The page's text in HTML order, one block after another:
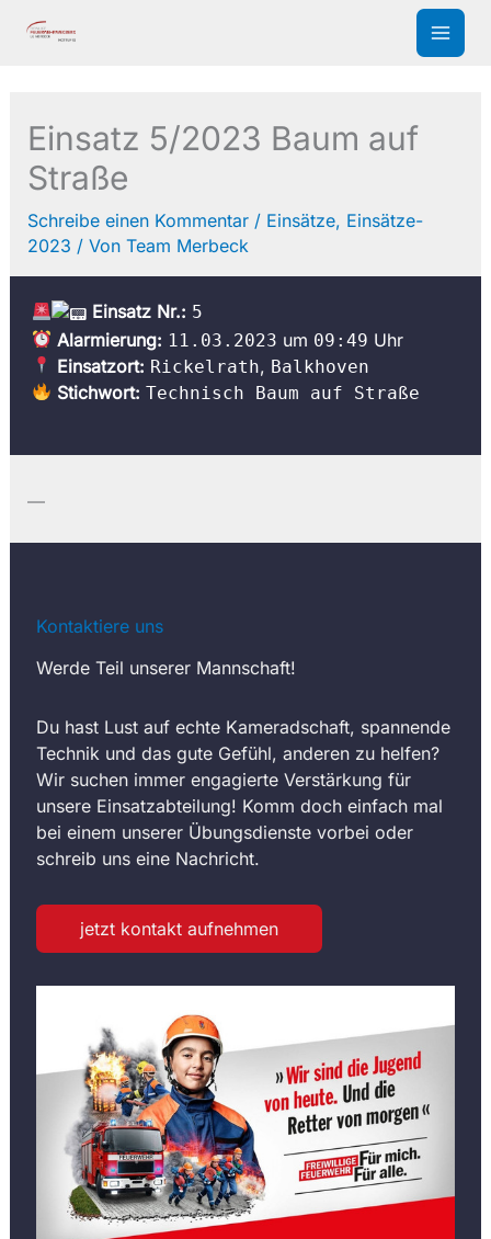
Inhalt
Einsatz 5/2023 Baum auf
Straße
Schreibe einen Kommentar / Einsätze, Einsätze-
2023 / Von Team Merbeck
Einsatz Nr.: 5
Alarmierung: 11.03.2023 um 09:49 Uhr
Einsatzort: Rickelrath, Balkhoven
Stichwort: Technisch Baum auf Straße
—
Kontaktiere uns
Werde Teil unserer Mannschaft!
Du hast Lust auf echte Kameradschaft, spannende
Technik und das gute Gefühl, anderen zu helfen?
Wir suchen immer engagierte Verstärkung für
unsere Einsatzabteilung! Komm doch einfach mal
bei einem unserer Übungsdienste vorbei oder
schreib uns eine Nachricht.
jetzt kontakt aufnehmen